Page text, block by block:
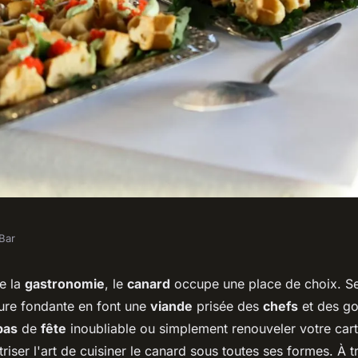
de plats à
un restaurant
la gastronomie, le canard occupe une place de choix.
fondante en font une viande prisée des chefs et des
de fête inoubliable ou simplement renouveler votre
l'art de cuisiner le canard sous toutes ses formes. À